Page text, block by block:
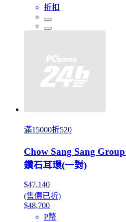
折扣
滿15000折520
Chow Sang Sang
鑽石耳環(一對)
$47,140
(售價已折)
$48,700
P幣